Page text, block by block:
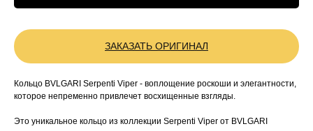
ЗАКАЗАТЬ ОРИГИНАЛ
Кольцо BVLGARI Serpenti Viper - воплощение роскоши и элегантности,
которое непременно привлечет восхищенные взгляды.
Это уникальное кольцо из коллекции Serpenti Viper от BVLGARI